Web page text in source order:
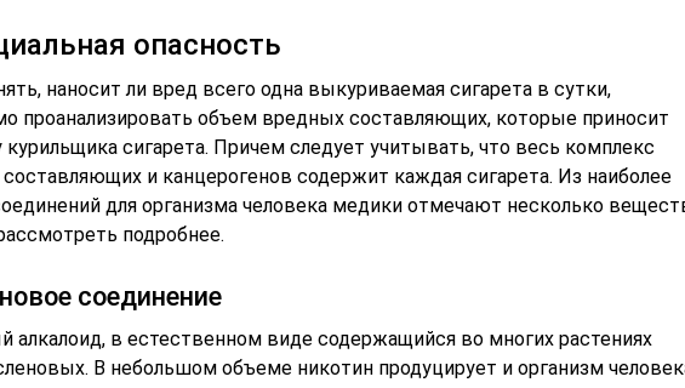
опасность
наносит ли вред всего одна выкуриваемая сигарета в сутки,
проанализировать объем вредных составляющих, которые приносит
курильщика сигарета. Причем следует учитывать, что весь комплекс
и канцерогенов содержит каждая сигарета. Из наиболее
для организма человека медики отмечают несколько
подробнее.
соединение
алкалоид, в естественном виде содержащийся во многих растениях
В небольшом объеме никотин продуцирует и организм